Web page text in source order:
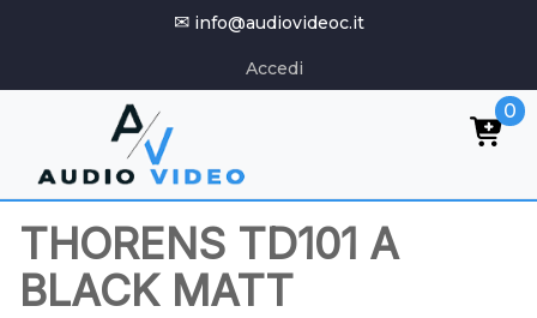
✉ info@audiovideoc.it
Accedi
0
THORENS TD101 A
BLACK MATT